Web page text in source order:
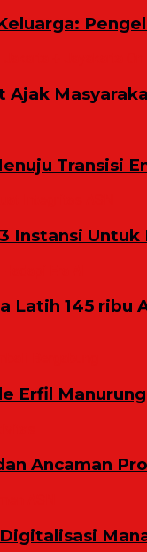
Transisi
Instansi
145 ribu
Erfil
Ancaman